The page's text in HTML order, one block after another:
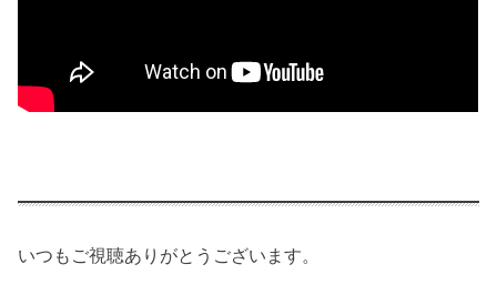
いつもご視聴ありがとうございます。